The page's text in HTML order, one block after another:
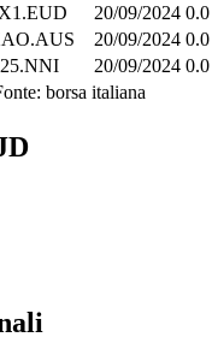
20/09/2024 0.0
20/09/2024 0.0
20/09/2024 0.0
borsa italiana